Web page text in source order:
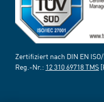
Zertifiziert nach DIN EN
Reg.-Nr.: 12 310 69718 TMS